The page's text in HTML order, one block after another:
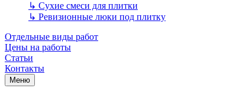
↳ Сухие смеси для плитки
↳ Ревизионные люки под плитку
Отдельные виды работ
Цены на работы
Статьи
Контакты
Меню